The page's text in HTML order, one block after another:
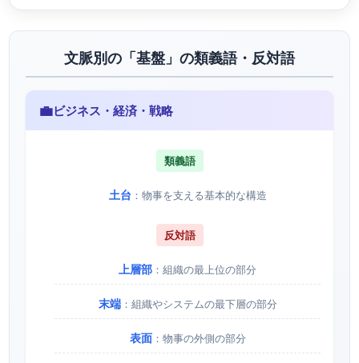
文脈別の「基盤」の類義語・反対語
💼ビジネス・経済・戦略
類義語
土台 ：物事を支える基本的な構造
反対語
上層部 ：組織の最上位の部分
末端：組織やシステムの最下層の部分
表面：物事の外側の部分